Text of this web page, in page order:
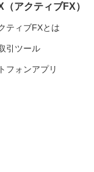
（アクティブFX）
ティブFXとは
引ツール
フォンアプリ